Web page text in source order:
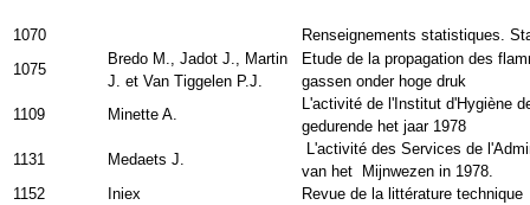
1070
Renseignements statistiques.
1075
Bredo M., Jadot J., Martin
J. et Van Tiggelen P.J.
Etude de la propagation des
gassen onder hoge druk
1109
Minette A.
L'activité de l'Institut d'Hygiène
gedurende het jaar 1978
1131
Medaets J.
L'activité des Services de
van het Mijnwezen in 1978.
1152
Iniex
Revue de la littérature technique